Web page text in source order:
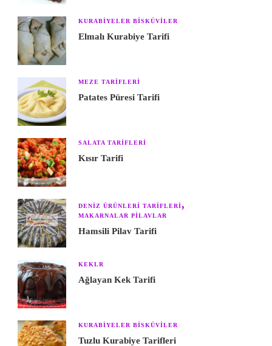
KURABIYELER BISKÜVILER
Elmalı Kurabiye Tarifi
MEZE TARIFLERI
Patates Püresi Tarifi
SALATA TARIFLERI
Kısır Tarifi
DENIZ ÜRÜNLERI TARIFLERI
MAKARNALAR PILAVLAR
Hamsili Pilav Tarifi
KEKLR
Ağlayan Kek Tarifi
KURABIYELER BISKÜVILER
Tuzlu Kurabiye Tarifleri